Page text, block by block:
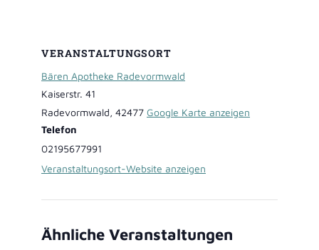
VERANSTALTUNGSORT
Bären Apotheke Radevormwald
Kaiserstr. 41
Radevormwald, 42477 Google Karte anzeigen
Telefon
02195677991
Veranstaltungsort-Website anzeigen
Ähnliche Veranstaltungen